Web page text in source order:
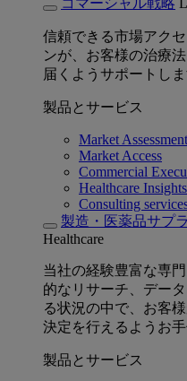
コマーシャル戦略
信頼できる市場アク
ンが、お客様の治療
届くようサポートしま
製品とサービス
Market
Market Access
Commercial
Healthcare Insights
Consulting
製造・医薬品サプ
Healthcare
当社の経験豊富な専
的なリサーチ、デー
る状況の中で、お客
決定を行えるようお手
製品とサービス